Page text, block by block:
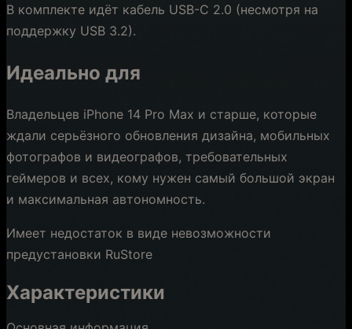
В комплекте идёт кабель USB-C 2.0 (несмотря на
поддержку USB 3.2).
Идеально для
Владельцев iPhone 14 Pro Max и старше, которые
ждали серьёзного обновления дизайна, мобильных
фотографов и видеографов, требовательных
геймеров и всех, кому нужен самый большой экран
и максимальная автономность.
Имеет недостаток в виде невозможности
предустановки RuStore
Характеристики